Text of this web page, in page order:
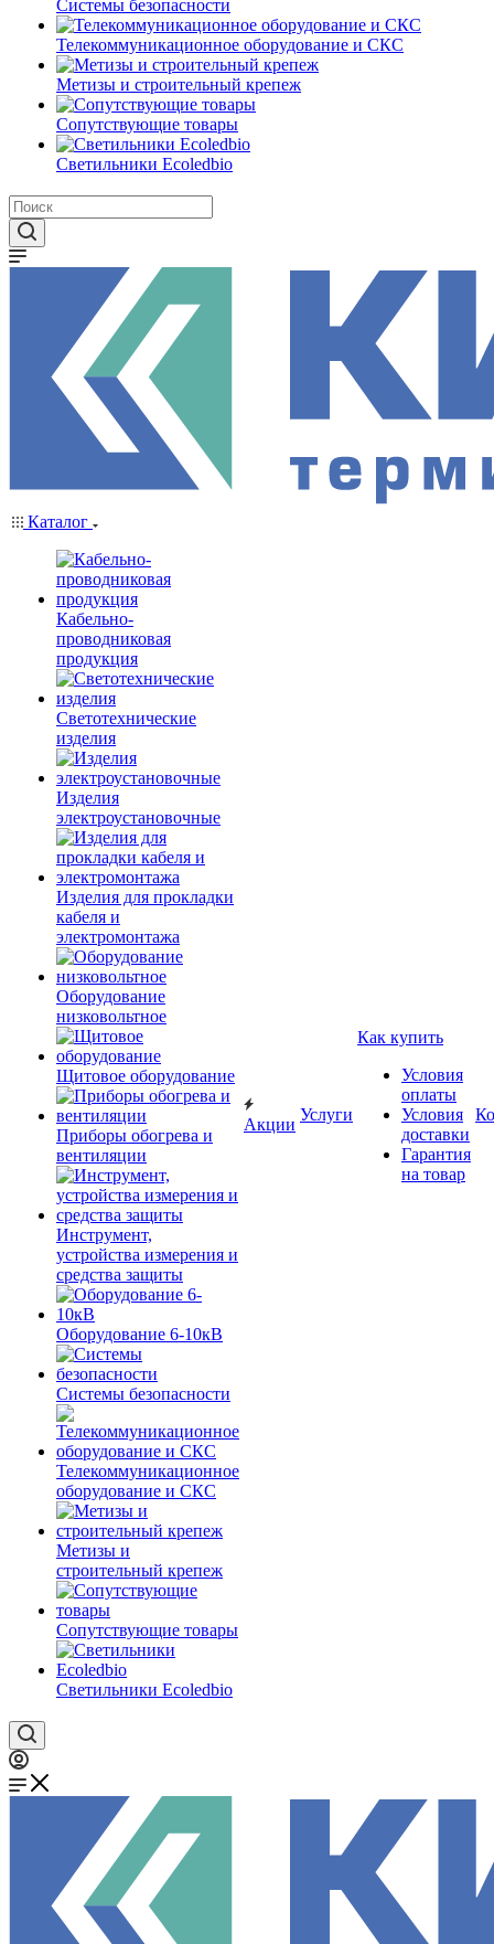
Системы безопасности
Телекоммуникационное оборудование и СКС
Метизы и строительный крепеж
Сопутствующие товары
Светильники Ecoledbio
Каталог
Кабельно-
проводниковая
продукция
Светотехнические
изделия
Изделия
электроустановочные
Изделия для прокладки
кабеля и
электромонтажа
Оборудование
низковольтное
Щитовое оборудование
Приборы обогрева и
вентиляции
Инструмент,
устройства измерения и
средства защиты
Оборудование 6-10кВ
Системы безопасности
Телекоммуникационное
оборудование и СКС
Метизы и
строительный крепеж
Сопутствующие товары
Светильники Ecoledbio
Акции
Услуги
Как купить
Условия
оплаты
Условия
доставки
Гарантия
на товар